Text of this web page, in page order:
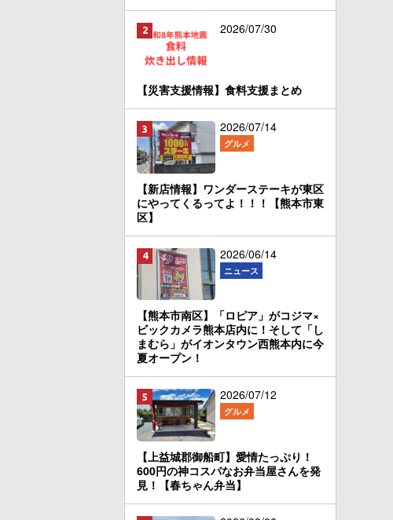
2026/07/30
【災害支援情報】食料支援まとめ
2026/07/14
グルメ
【新店情報】ワンダーステーキが東区
にやってくるってよ！！！【熊本市東
区】
2026/06/14
ニュース
【熊本市南区】「ロピア」がコジマ×
ビックカメラ熊本店内に！そして「し
まむら」がイオンタウン西熊本内に今
夏オープン！
2026/07/12
グルメ
【上益城郡御船町】愛情たっぷり！
600円の神コスパなお弁当屋さんを発
見！【春ちゃん弁当】